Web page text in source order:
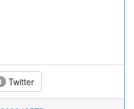
Twitter